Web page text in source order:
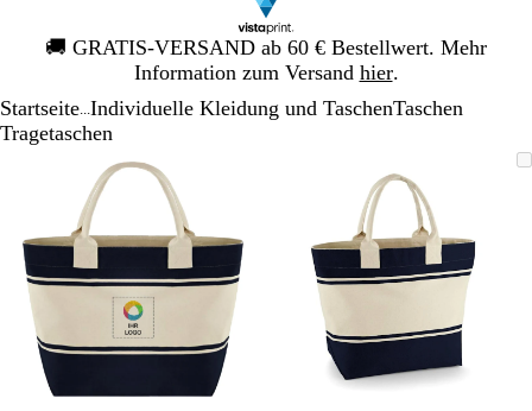
🚚 GRATIS-VERSAND ab 60 € Bestellwert. Mehr
Information zum Versand hier.
Galeriebild
1
Startseite Individuelle Kleidung und TaschenTaschen
Tragetaschen
Vergrößer-/verkleinerbares
Bild
Zoom
auf
Minimum
Klicken
zum
Vergrößern
Verwenden
Sie
Tasten
und
-
zum
Zoomen
Vergrößer-/
Bild
auf
Minimum
zum
Vergrößern
Sie
die
Tasten
und
zum
Zoomen
und